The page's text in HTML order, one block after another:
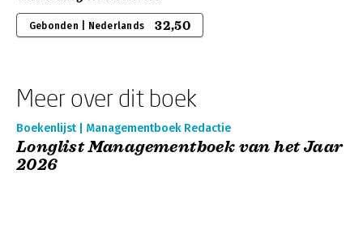
Gebonden | Nederlands 32,50
Meer over dit boek
Boekenlijst | Managementboek Redactie
Longlist Managementboek van het Jaar
2026